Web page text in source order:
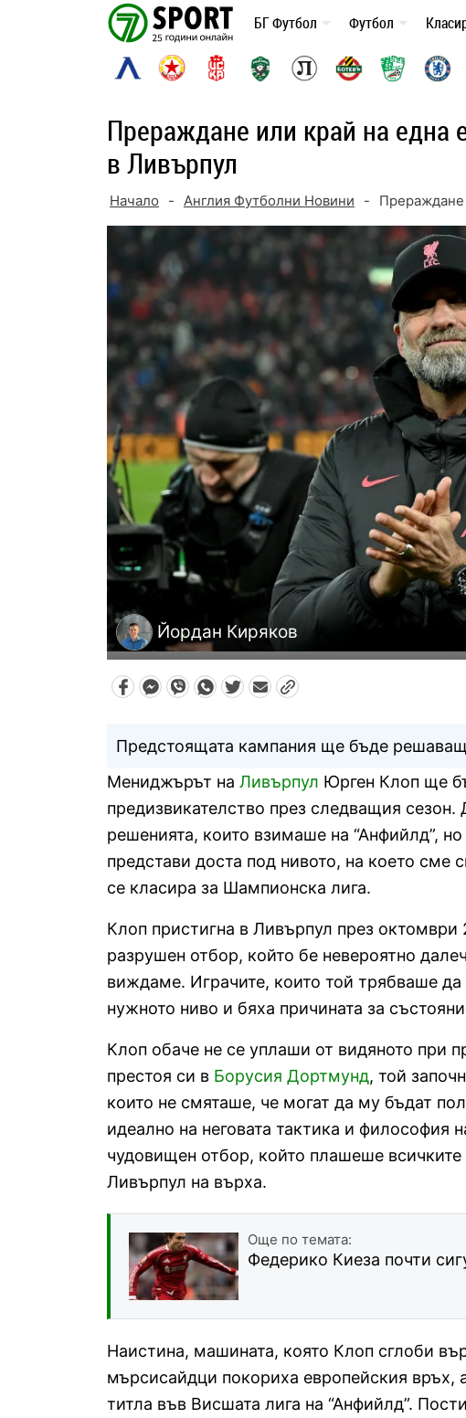
БГ Футбол Футбол
Прераждане или край на една
в Ливърпул
Начало - Англия Футболни Новини - Прераждане
Йордан Киряков
Предстоящата кампания ще бъде
Мениджърът на Ливърпул Юрген Клоп ще
предизвикателство през следващия
решенията, които взимаше на “Анфийлд”,
представи доста под нивото, на което сме
се класира за Шампионска лига.
Клоп пристигна в Ливърпул през октомври
разрушен отбор, който бе невероятно
виждаме. Играчите, които той трябваше да
нужното ниво и бяха причината за
Клоп обаче не се уплаши от видяното при
престоя си в Борусия Дортмунд, той
които не смяташе, че могат да му бъдат
идеално на неговата тактика и философия
чудовищен отбор, който плашеше
Ливърпул на върха.
Още по темата:
Федерико Киеза почти
Наистина, машината, която Клоп сглоби
мърсисайдци покориха европейския връх,
титла във Висшата лига на “Анфийлд”.